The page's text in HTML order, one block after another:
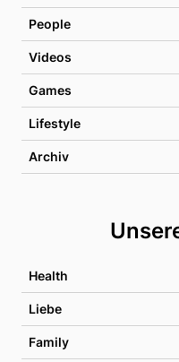
People
Videos
Games
Lifestyle
Archiv
Health
Liebe
Family